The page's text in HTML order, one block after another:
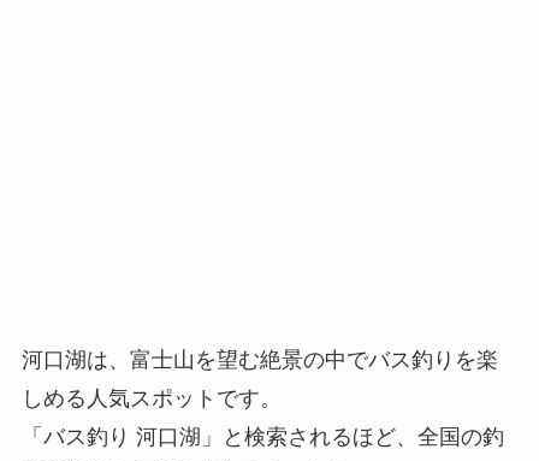
河口湖は、富士山を望む絶景の中でバス釣りを楽
しめる人気スポットです。
「バス釣り 河口湖」と検索されるほど、全国の釣